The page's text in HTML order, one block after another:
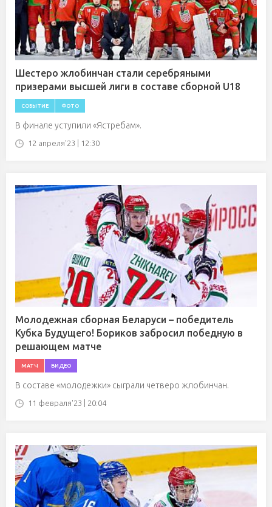
Шестеро жлобинчан стали серебряными
призерами высшей лиги в составе сборной U18
СОБЫТИЕ ФОТО
В финале уступили «Ястребам».
12 апреля'23 | 12:30
Молодежная сборная Беларуси – победитель
Кубка Будущего! Бориков забросил победную в
решающем матче
МАТЧ ВИДЕО
В составе «молодежки» сыграли четверо жлобинчан.
11 февраля'23 | 20:04